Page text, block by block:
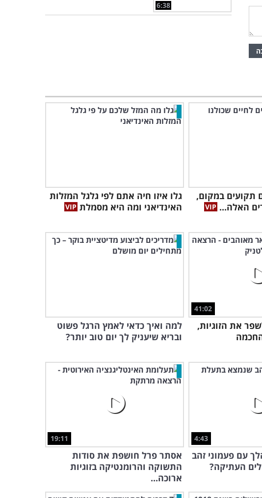
6:38
תקועים במקום,
גלו איזו חיה אתם לפי גלגל המזלות
האינדיאני ומה היא מסמלת
41:02
את הזוגיות,
למה ואיך כדאי לאמץ הרגל פשוט
ובריא שיעניק לך יום טוב יותר?
4:43
עם פעמוני זהב
העתיקה?
19:11
אסתר פרל חושפת את סודות
התשוקה והרומנטיקה בזוגיות
ארוכה...